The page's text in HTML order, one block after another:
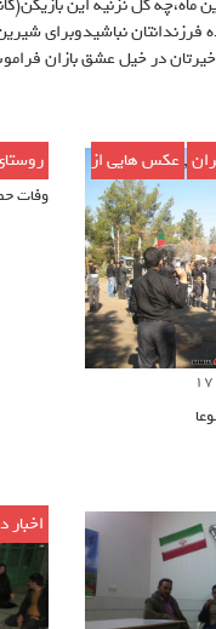
نباشيدوبراى
در خيل عشق بازان
,عکس هایی از
17
ژوئن
وفات
اخبار